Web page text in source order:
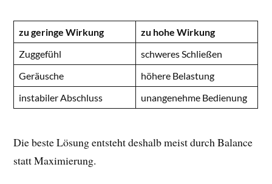
zu geringe Wirkung
zu hohe Wirkung
Zuggefühl
schweres Schließen
Geräusche
höhere Belastung
instabiler Abschluss
unangenehme Bedienung
Die beste Lösung entsteht deshalb meist durch Balance
statt Maximierung.